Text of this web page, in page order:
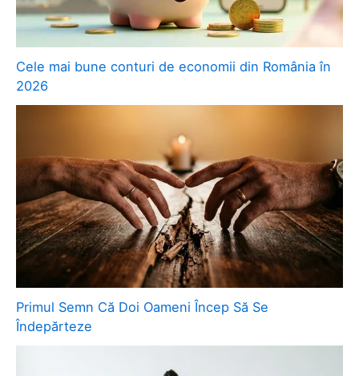
Cele mai bune conturi de economii din România în
2026
Primul Semn Că Doi Oameni Încep Să Se
Îndepărteze